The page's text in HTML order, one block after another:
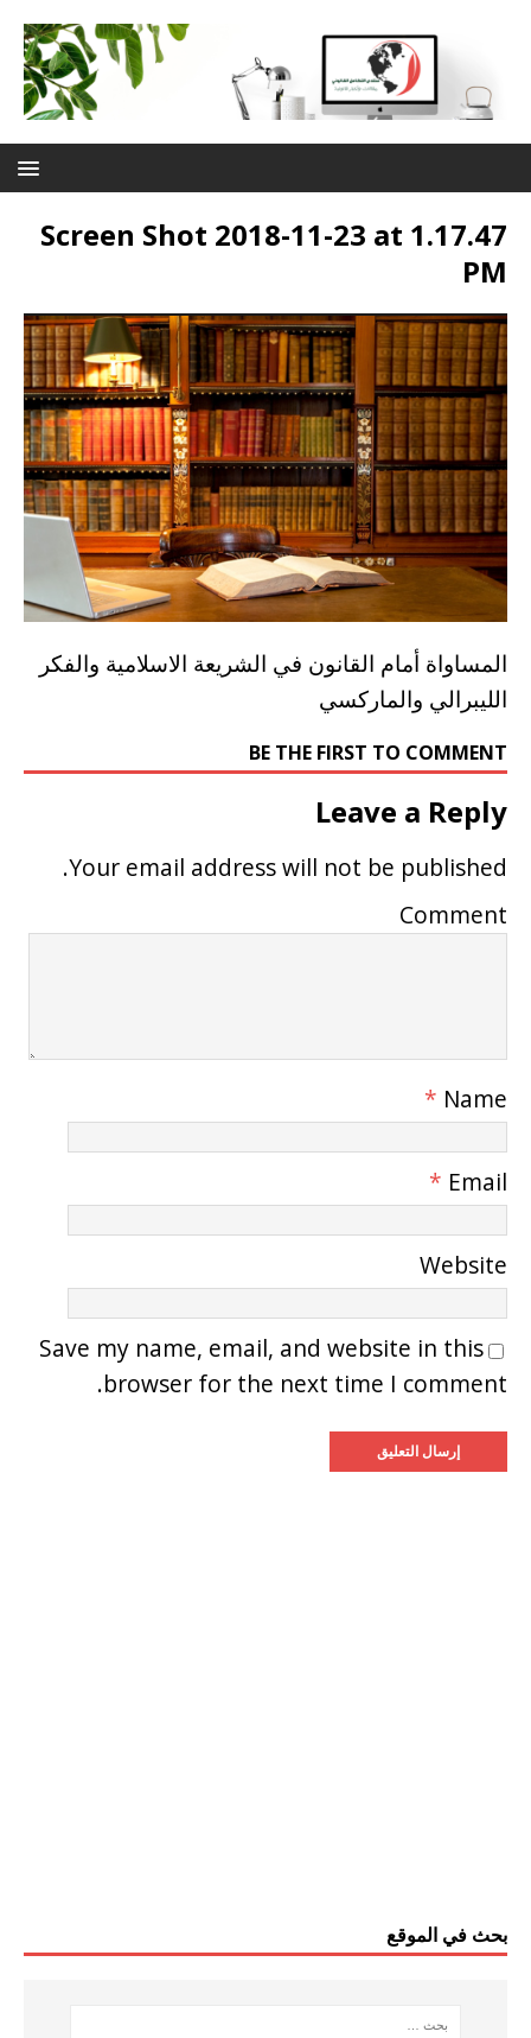
Screen Shot 2018-11-23 at 1.17.47
PM
المساواة أمام القانون في الشريعة الاسلامية والفكر
الليبرالي والماركسي
BE THE FIRST TO COMMENT
Leave a Reply
Your email address will not be published.
Comment
Name
*
Email
*
Website
Save my name, email, and website in this
browser for the next time I comment.
بحث في الموقع